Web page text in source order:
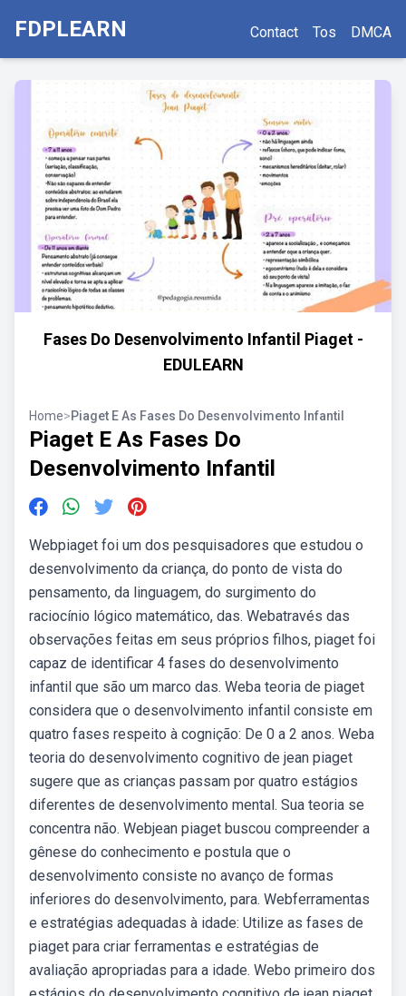
FDPLEARN Contact Tos DMCA
Fases Do Desenvolvimento Infantil Piaget -
EDULEARN
Home>Piaget E As Fases Do Desenvolvimento Infantil
Piaget E As Fases Do
Desenvolvimento Infantil
Webpiaget foi um dos pesquisadores que estudou o
desenvolvimento da criança, do ponto de vista do
pensamento, da linguagem, do surgimento do
raciocínio lógico matemático, das. Webatravés das
observações feitas em seus próprios filhos, piaget foi
capaz de identificar 4 fases do desenvolvimento
infantil que são um marco das. Weba teoria de piaget
considera que o desenvolvimento infantil consiste em
quatro fases respeito à cognição: De 0 a 2 anos. Weba
teoria do desenvolvimento cognitivo de jean piaget
sugere que as crianças passam por quatro estágios
diferentes de desenvolvimento mental. Sua teoria se
concentra não. Webjean piaget buscou compreender a
gênese do conhecimento e postula que o
desenvolvimento consiste no avanço de formas
inferiores do desenvolvimento, para. Webferramentas
e estratégias adequadas à idade: Utilize as fases de
piaget para criar ferramentas e estratégias de
avaliação apropriadas para a idade. Webo primeiro dos